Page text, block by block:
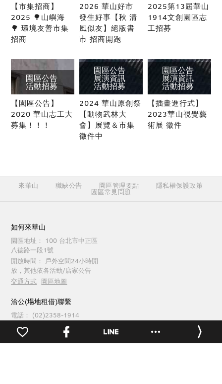
【市集招商】
2025 🌳山嶼海
🌳 環境友善市集
招商
2026 華山好市
發生好事【秋 清
風似友】絕版書
市 招商開跑
2025第13屆華山
1914文創園區志
工招募
園區公告
活動招募
【園區公告】
2020 華山志工大
募集！！！
園區公告
展演資訊
活動招募
2024 華山原創祭
【動物武林大
會】展覽＆市集
徵件中
園區公告
展演資訊
活動招募
【插畫進行式】
2023華山視覺藝
術展 徵件
來華山 職缺公告 園區管理要點 隱私權保護政策
園區常見問題
如何來華山
園區地址：
100 台北市中正區
八德路一段1號
開放時間：
戶外空間24小時開
放，其他依各活動/店家公告
交通方式 園區地圖
洽公(場地租借)聯繫
電話：
(02)2358-1914
傳真：
(02)2358-1165
週一至週五 09:30 ~ 18:00